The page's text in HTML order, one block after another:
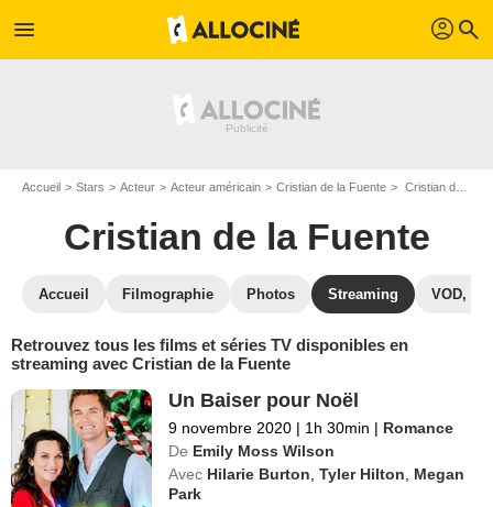
menu profil search
Accueil Stars Acteur Acteur américain Cristian de la Fuente Cristian de la Fuente : Films et séries online
Cristian de la Fuente
Accueil Filmographie Photos Streaming VOD,
Retrouvez tous les films et séries TV disponibles en
streaming avec Cristian de la Fuente
Un Baiser pour Noël
9 novembre 2020 | 1h 30min | Romance
De Emily Moss Wilson
Avec Hilarie Burton ,Tyler Hilton
Megan
Park